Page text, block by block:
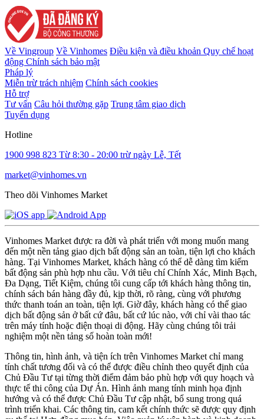
Về Vingroup Về Vinhomes Điều kiện và điều khoản Quy chế hoạt
động Chính sách bảo mật
Pháp lý
Miễn trừ trách nhiệm Chính sách cookies
Hỗ trợ
Tư vấn Câu hỏi thường gặp Trung tâm giao dịch
Tuyển dụng
Hotline
1900 998 823 Từ 8:30 - 20:00 trừ ngày Lễ, Tết
market@vinhomes.vn
Theo dõi Vinhomes Market
Vinhomes Market được ra đời và phát triển với mong muốn mang
đến một nền tảng giao dịch bất động sản an toàn, tiện lợi cho khách
hàng. Tại Vinhomes Market, khách hàng có thể dễ dàng tìm kiếm
bất động sản phù hợp nhu cầu. Với tiêu chí Chính Xác, Minh Bạch,
Đa Dạng, Tiết Kiệm, chúng tôi cung cấp tới khách hàng thông tin,
chính sách bán hàng đầy đủ, kịp thời, rõ ràng, cùng với phương
thức thanh toán an toàn, tiện lợi. Giờ đây, khách hàng có thể giao
dịch bất động sản ở bất cứ đâu, bất cứ lúc nào, với chỉ vài thao tác
trên máy tính hoặc điện thoại di động. Hãy cùng chúng tôi trải
nghiệm một nền tảng số hoàn toàn mới!
Thông tin, hình ảnh, và tiện ích trên Vinhomes Market chỉ mang
tính chất tương đối và có thể được điều chỉnh theo quyết định của
Chủ Đầu Tư tại từng thời điểm đảm bảo phù hợp với quy hoạch và
thực tế thi công của Dự Án. Hình ảnh mang tính minh họa định
hướng và có thể được Chủ Đầu Tư cập nhật, bổ sung trong quá
trình triển khai. Các thông tin, cam kết chính thức sẽ được quy định